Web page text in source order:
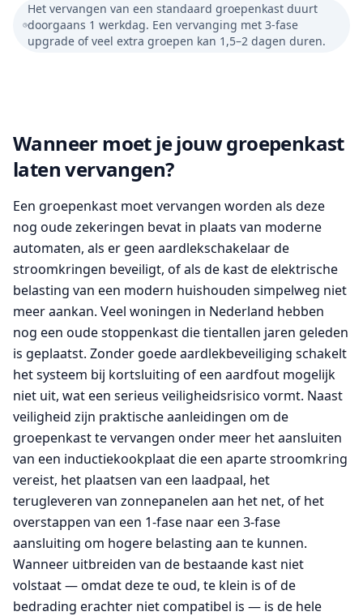
Het vervangen van een standaard groepenkast duurt
doorgaans 1 werkdag. Een vervanging met 3-fase
upgrade of veel extra groepen kan 1,5–2 dagen duren.
Wanneer moet je jouw groepenkast
laten vervangen?
Een groepenkast moet vervangen worden als deze
nog oude zekeringen bevat in plaats van moderne
automaten, als er geen aardlekschakelaar de
stroomkringen beveiligt, of als de kast de elektrische
belasting van een modern huishouden simpelweg niet
meer aankan. Veel woningen in Nederland hebben
nog een oude stoppenkast die tientallen jaren geleden
is geplaatst. Zonder goede aardlekbeveiliging schakelt
het systeem bij kortsluiting of een aardfout mogelijk
niet uit, wat een serieus veiligheidsrisico vormt. Naast
veiligheid zijn praktische aanleidingen om de
groepenkast te vervangen onder meer het aansluiten
van een inductiekookplaat die een aparte stroomkring
vereist, het plaatsen van een laadpaal, het
terugleveren van zonnepanelen aan het net, of het
overstappen van een 1-fase naar een 3-fase
aansluiting om hogere belasting aan te kunnen.
Wanneer uitbreiden van de bestaande kast niet
volstaat — omdat deze te oud, te klein is of de
bedrading erachter niet compatibel is — is de hele